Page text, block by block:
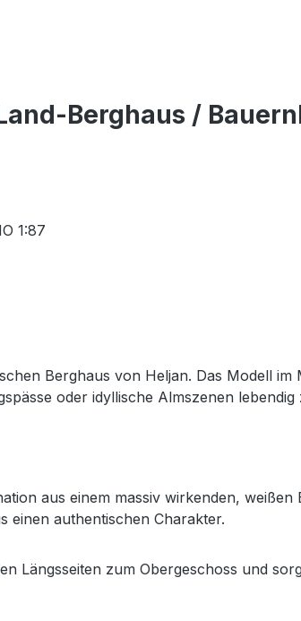
Berghaus /
1:87
Berghaus von Heljan. Das Modell
oder idyllische Almszenen lebendig
aus einem massiv wirkenden,
einen authentischen Charakter.
Längsseiten zum Obergeschoss und